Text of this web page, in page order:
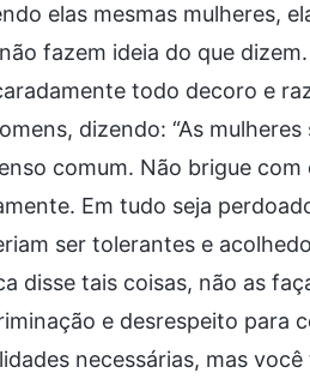
elas mesmas mulheres,
fazem ideia do que
todo decoro e
dizendo: “As
comum. Não brigue
Em tudo seja
ser tolerantes e
disse tais coisas, não as
e desrespeito para
necessárias, mas